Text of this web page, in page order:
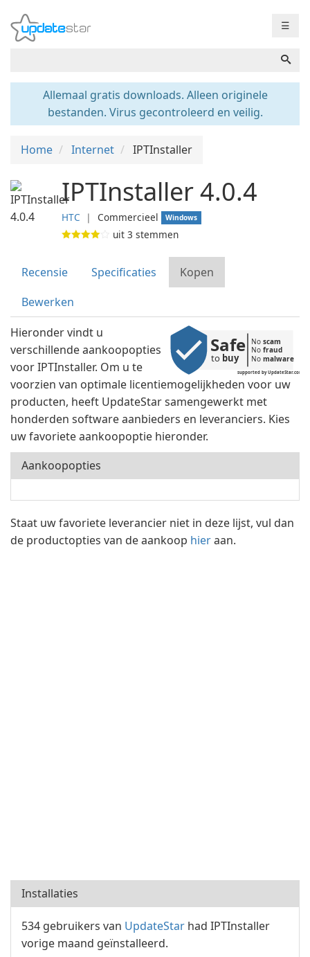
☰
Allemaal gratis downloads. Alleen originele
bestanden. Virus gecontroleerd en veilig.
Home Internet IPTInstaller
IPTInstaller 4.0.4
HTC ❘ Commercieel Windows
uit 3 stemmen
Recensie Specificaties
Kopen
Bewerken
supported by UpdateStar.com
Safe
to buy
No scam
No fraud
No malware
Hieronder vindt u
verschillende aankoopopties
voor IPTInstaller. Om u te
voorzien van optimale licentiemogelijkheden voor uw
producten, heeft UpdateStar samengewerkt met
honderden software aanbieders en leveranciers. Kies
uw favoriete aankoopoptie hieronder.
Aankoopopties
Staat uw favoriete leverancier niet in deze lijst, vul dan
de productopties van de aankoop hieraan.
Installaties
534 gebruikers van UpdateStar had IPTInstaller
vorige maand geïnstalleerd.